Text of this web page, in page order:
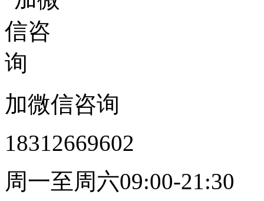
加微信咨询
18312669602
周一至周六09:00-21:30